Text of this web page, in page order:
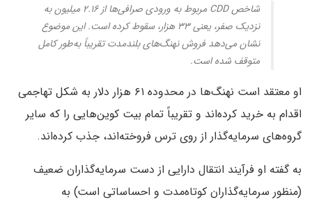
شاخص CDD مربوط به ورودی صرافی‌ها از ۲.۱۶ میلیون به
نزدیک صفر، یعنی ۳۳ هزار، سقوط کرده است. این موضوع
نشان می‌دهد فروش نهنگ‌های بلندمدت تقریباً به‌طور کامل
متوقف شده است.
او معتقد است نهنگ‌ها در محدوده ۶۱ هزار دلار به شکل تهاجمی
اقدام به خرید کرده‌اند و تقریباً تمام بیت کوین‌هایی را که سایر
گروه‌های سرمایه‌گذار از روی ترس فروخته‌اند، جذب کرده‌اند.
به گفته او فرآیند انتقال دارایی از دست سرمایه‌گذاران ضعیف
(منظور سرمایه‌گذاران کوتاه‌مدت و احساساتی است) به